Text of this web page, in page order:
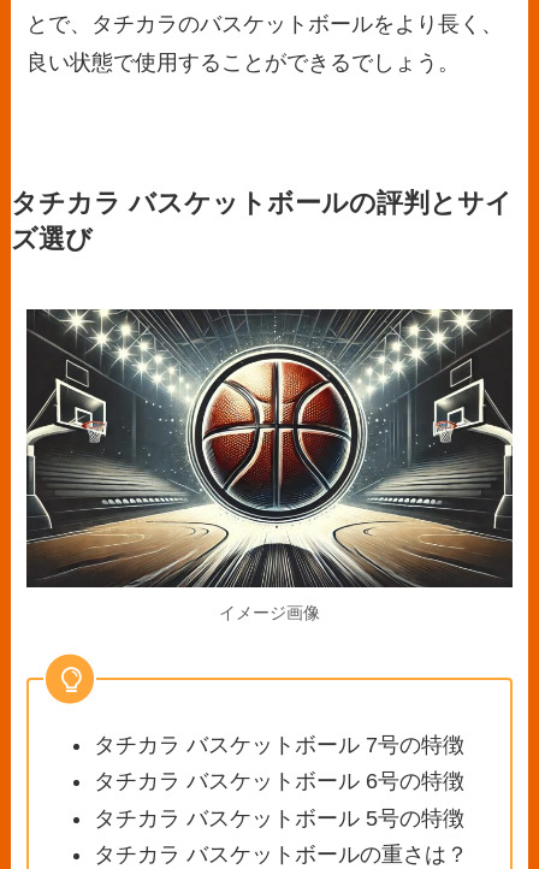
とで、タチカラのバスケットボールをより長く、
良い状態で使用することができるでしょう。
タチカラ バスケットボールの評判とサイ
ズ選び
イメージ画像
タチカラ バスケットボール 7号の特徴
タチカラ バスケットボール 6号の特徴
タチカラ バスケットボール 5号の特徴
タチカラ バスケットボールの重さは？